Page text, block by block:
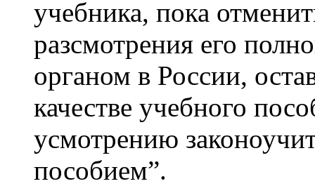
учебника, пока
разсмотрения его
органом в России,
качестве учебного
усмотрению
пособием”.